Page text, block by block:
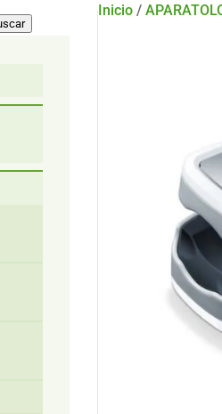
Inicio/